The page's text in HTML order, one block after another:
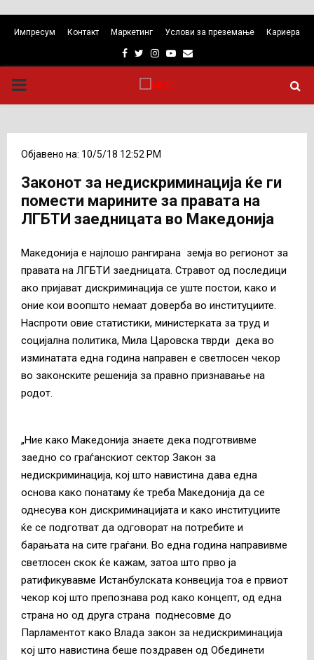
Импресум Контакт Маркетинг Услови за преземање Кариера
Facebook
TwitterInstagram
Youtube
Email
PRIMARY
Објавено на: 10/5/18 12:52 PM
Законот за недискриминација ќе ги
помести марините за правата на
ЛГБТИ заедницата во Македонија
Македонија е најлошо рангирана земја во регионот за
правата на ЛГБТИ заедницата. Стравот од последици
ако пријават дискриминација се уште постои, како и
оние кои воопшто немаат доверба во институциите.
Наспроти овие статистики, министерката за труд и
социјална политика, Мила Царовска тврди дека во
изминатата една година направен е светлосен чекор
во законските решенија за правно признавање на
родот.
„Ние како Македонија знаете дека подготвивме
заедно со граѓанскиот сектор Закон за
недискриминација, кој што навистина дава една
основа како понатаму ќе треба Македонија да се
однесува кон дискриминацијата и како институциите
ќе се подготват да одговорат на потребите и
барањата на сите граѓани. Во една година направивме
светлосен скок ќе кажам, затоа што прво ја
ратификувавме Истанбулската конвеција тоа е првиот
чекор кој што препознава род како концепт, од една
страна но од друга страна поднесовме до
Парламентот како Влада закон за недискриминација
кој што навистина беше поздравен од Обединети